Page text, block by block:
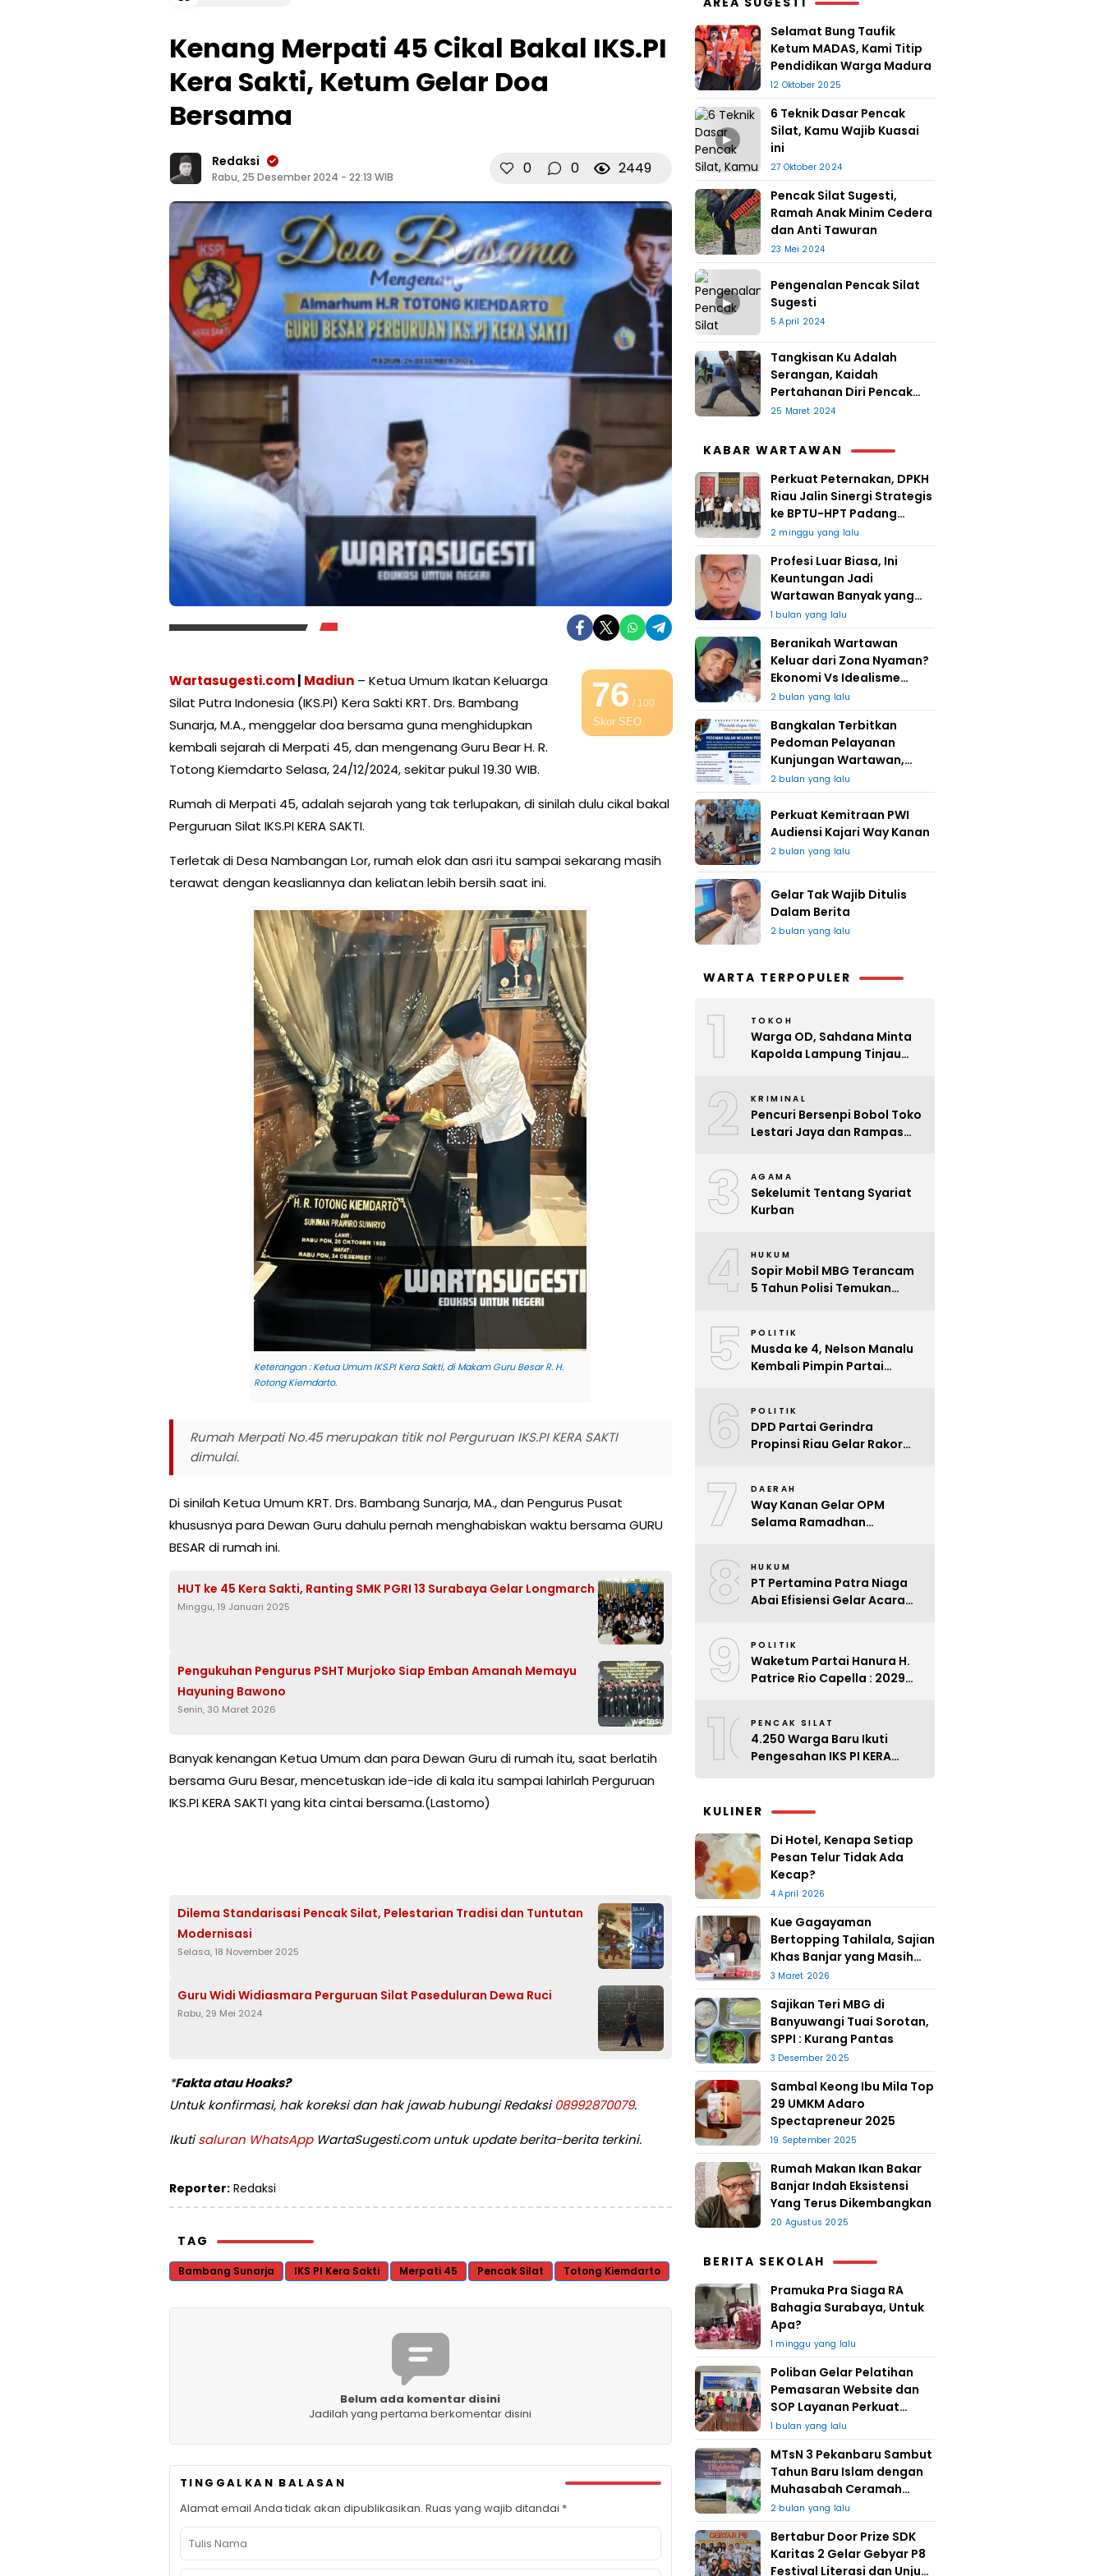
Kenang Merpati 45 Cikal Bakal IKS.PI
Kera Sakti, Ketum Gelar Doa
Bersama
Redaksi
Rabu, 25 Desember 2024 - 22:13 WIB 0 0 2449
76/ 100
Skor SEO
Wartasugesti.com Madiun – Ketua Umum Ikatan Keluarga
Silat Putra Indonesia (IKS.PI) Kera Sakti KRT. Drs. Bambang
Sunarja, M.A., menggelar doa bersama guna menghidupkan
kembali sejarah di Merpati 45, dan mengenang Guru Bear H. R.
Totong Kiemdarto Selasa, 24/12/2024, sekitar pukul 19.30 WIB.
Rumah di Merpati 45, adalah sejarah yang tak terlupakan, di sinilah dulu cikal bakal
Perguruan Silat IKS.PI KERA SAKTI.
Terletak di Desa Nambangan Lor, rumah elok dan asri itu sampai sekarang masih
terawat dengan keasliannya dan keliatan lebih bersih saat ini.
Keterangan : Ketua Umum IKS.PI Kera Sakti, di Makam Guru Besar R. H.
Rotong Kiemdarto.
Rumah Merpati No.45 merupakan titik nol Perguruan IKS.PI KERA SAKTI
dimulai.
Di sinilah Ketua Umum KRT. Drs. Bambang Sunarja, MA., dan Pengurus Pusat
khususnya para Dewan Guru dahulu pernah menghabiskan waktu bersama GURU
BESAR di rumah ini.
HUT ke 45 Kera Sakti, Ranting SMK PGRI 13 Surabaya Gelar Longmarch
Minggu, 19 Januari 2025
Pengukuhan Pengurus PSHT Murjoko Siap Emban Amanah Memayu
Hayuning Bawono
Senin, 30 Maret 2026
Banyak kenangan Ketua Umum dan para Dewan Guru di rumah itu, saat berlatih
bersama Guru Besar, mencetuskan ide-ide di kala itu sampai lahirlah Perguruan
IKS.PI KERA SAKTI yang kita cintai bersama.(Lastomo)
Dilema Standarisasi Pencak Silat, Pelestarian Tradisi dan Tuntutan
Modernisasi
Selasa, 18 November 2025
Guru Widi Widiasmara Perguruan Silat Paseduluran Dewa Ruci
Rabu, 29 Mei 2024
*Fakta atau Hoaks?
Untuk konfirmasi, hak koreksi dan hak jawab hubungi Redaksi08992870079.
Ikutisaluran WhatsAppWartaSugesti.com untuk update berita-berita terkini.
Reporter: Redaksi
TAG
Bambang Sunarja IKS PI Kera Sakti Merpati 45 Pencak Silat Totong Kiemdarto
Belum ada komentar disini
Jadilah yang pertama berkomentar disini
TINGGALKAN BALASAN
Alamat email Anda tidak akan dipublikasikan. Ruas yang wajib ditandai *
Selamat Bung Taufik
Ketum MADAS, Kami Titip
Pendidikan Warga Madura
12 Oktober 2025
▶
6 Teknik Dasar Pencak
Silat, Kamu Wajib Kuasai
ini
27 Oktober 2024
Pencak Silat Sugesti,
Ramah Anak Minim Cedera
dan Anti Tawuran
23 Mei 2024
▶
Pengenalan Pencak Silat
Sugesti
5 April 2024
Tangkisan Ku Adalah
Serangan, Kaidah
Pertahanan Diri Pencak
Sugesti
25 Maret 2024
KABAR WARTAWAN
Perkuat Peternakan, DPKH
Riau Jalin Sinergi Strategis
ke BPTU-HPT Padang
Mengatas
2 minggu yang lalu
Profesi Luar Biasa, Ini
Keuntungan Jadi
Wartawan Banyak yang
Takut
1 bulan yang lalu
Beranikah Wartawan
Keluar dari Zona Nyaman?
Ekonomi Vs Idealisme
Jurnalistik
2 bulan yang lalu
Bangkalan Terbitkan
Pedoman Pelayanan
Kunjungan Wartawan,
Redaksi : Bagus Jangan
Lari
2 bulan yang lalu
Perkuat Kemitraan PWI
Audiensi Kajari Way Kanan
2 bulan yang lalu
Gelar Tak Wajib Ditulis
Dalam Berita
2 bulan yang lalu
WARTA TERPOPULER
1 TOKOH
Warga OD, Sahdana Minta
Kapolda Lampung Tinjau
2 KRIMINAL
Pencuri Bersenpi Bobol Toko
Lestari Jaya dan Rampas
3 AGAMA
Sekelumit Tentang Syariat
Kurban
4 HUKUM
Sopir Mobil MBG Terancam
5 Tahun Polisi Temukan
5 POLITIK
Musda ke 4, Nelson Manalu
Kembali Pimpin Partai
6 POLITIK
DPD Partai Gerindra
Propinsi Riau Gelar Rakor
7 DAERAH
Way Kanan Gelar OPM
Selama Ramadhan
8 HUKUM
PT Pertamina Patra Niaga
Abai Efisiensi Gelar Acara
9 POLITIK
Waketum Partai Hanura H.
Patrice Rio Capella : 2029
10PENCAK SILAT
4.250 Warga Baru Ikuti
Pengesahan IKS PI KERA
KULINER
Di Hotel, Kenapa Setiap
Pesan Telur Tidak Ada
Kecap?
4 April 2026
Kue Gagayaman
Bertopping Tahilala, Sajian
Khas Banjar yang Masih
Bertahan
3 Maret 2026
Sajikan Teri MBG di
Banyuwangi Tuai Sorotan,
SPPI : Kurang Pantas
3 Desember 2025
Sambal Keong Ibu Mila Top
29 UMKM Adaro
Spectapreneur 2025
19 September 2025
Rumah Makan Ikan Bakar
Banjar Indah Eksistensi
Yang Terus Dikembangkan
20 Agustus 2025
BERITA SEKOLAH
Pramuka Pra Siaga RA
Bahagia Surabaya, Untuk
Apa?
1 minggu yang lalu
Poliban Gelar Pelatihan
Pemasaran Website dan
SOP Layanan Perkuat
UMKM Berkat Guru Kapuh
1 bulan yang lalu
MTsN 3 Pekanbaru Sambut
Tahun Baru Islam dengan
Muhasabah Ceramah
Agama
2 bulan yang lalu
Bertabur Door Prize SDK
Karitas 2 Gelar Gebyar P8
Festival Literasi dan Unjuk